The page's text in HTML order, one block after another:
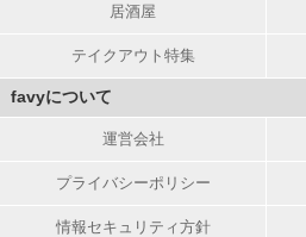
居酒屋
テイクアウト特集
favyについて
運営会社
プライバシーポリシー
情報セキュリティ方針